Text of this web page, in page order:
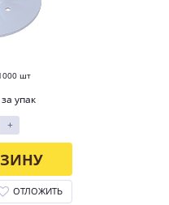
шт
упак
+
ОТЛОЖИТЬ